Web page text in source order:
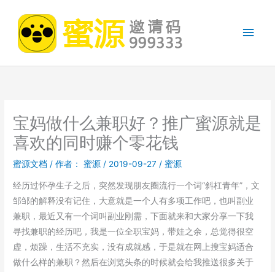
主
宝妈做什么兼职好？推广蜜源就是
喜欢的同时赚个零花钱
蜜源文档 / 作者： 蜜源 / 2019-09-27 /蜜源
经历过怀孕生子之后，突然发现朋友圈流行一个词“斜杠青年”，文
邹邹的解释没有记住，大意就是一个人有多项工作吧，也叫副业
兼职，最近又有一个词叫副业刚需，下面就来和大家分享一下我
寻找兼职的经历吧，我是一位全职宝妈，带娃之余，总觉得很空
虚，烦躁，生活不充实，没有成就感，于是就在网上搜宝妈适合
做什么样的兼职？然后在浏览头条的时候就会给我推送很多关于